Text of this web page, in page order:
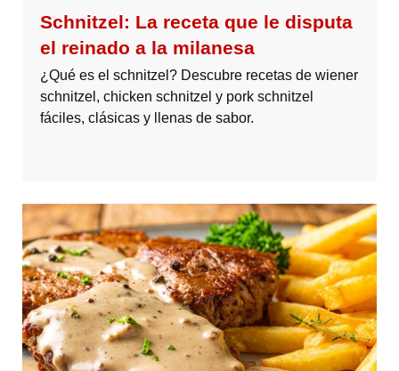
Schnitzel: La receta que le disputa
el reinado a la milanesa
¿Qué es el schnitzel? Descubre recetas de wiener
schnitzel, chicken schnitzel y pork schnitzel
fáciles, clásicas y llenas de sabor.